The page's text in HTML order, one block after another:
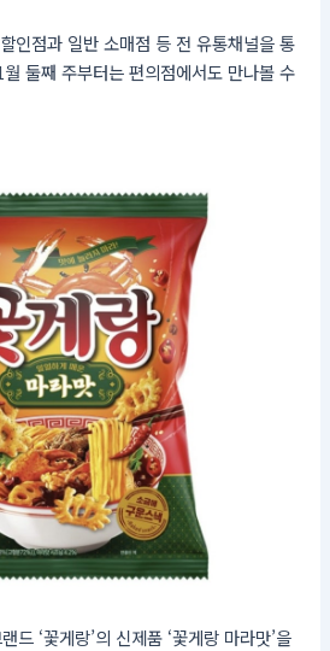
인점과 일반 소매점 등 전 유통채널을 통
둘째 주부터는 편의점에서도 만나볼 수
‘꽃게랑’의 신제품 ‘꽃게랑 마라맛’을